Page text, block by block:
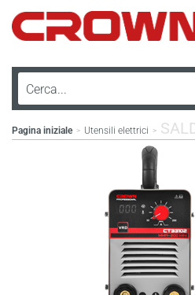
Pagina iniziale > Utensili elettrici >